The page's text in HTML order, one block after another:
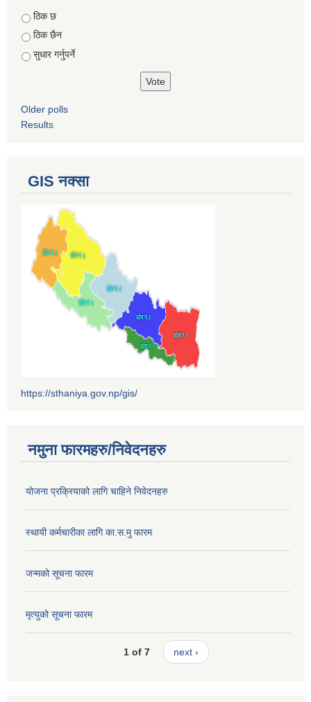
Choices
ठिक छ
ठिक छैन
सुधार गर्नुपर्ने
Older polls
Results
GIS नक्सा
https://sthaniya.gov.np/gis/
नमुना फारमहरु/निवेदनहरु
योजना प्रक्रियाको लागि चाहिने निवेदनहरु
स्थायी कर्मचारीका लागि का.स.मु फारम
जन्मको सूचना फारम
मृत्युको सूचना फारम
1 of 7 next ›